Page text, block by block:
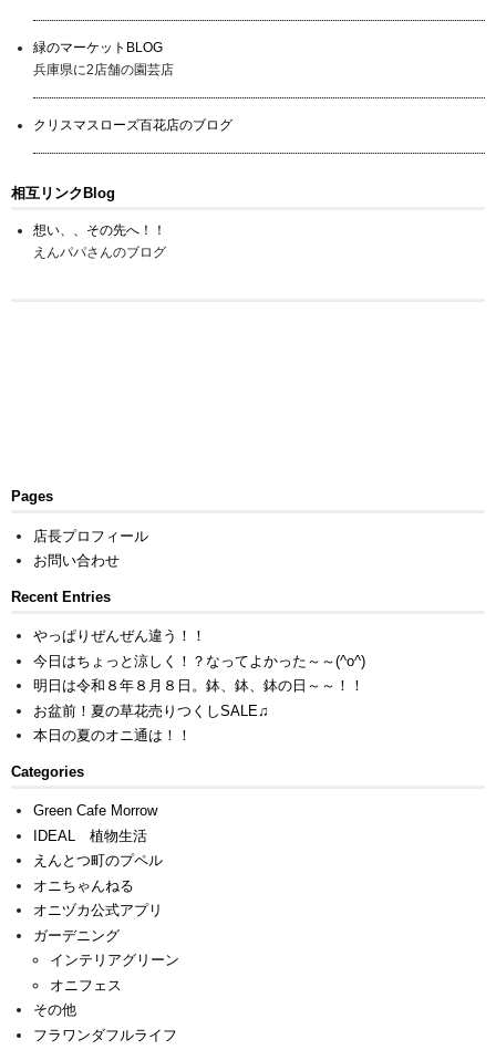
緑のマーケットBLOG
兵庫県に2店舗の園芸店
クリスマスローズ百花店のブログ
相互リンクBlog
想い、、その先へ！！
えんパパさんのブログ
Pages
店長プロフィール
お問い合わせ
Recent Entries
やっぱりぜんぜん違う！！
今日はちょっと涼しく！？なってよかった～～(^o^)
明日は令和８年８月８日。鉢、鉢、鉢の日～～！！
お盆前！夏の草花売りつくしSALE♫
本日の夏のオニ通は！！
Categories
Green Cafe Morrow
IDEAL 植物生活
えんとつ町のプペル
オニちゃんねる
オニヅカ公式アプリ
ガーデニング
インテリアグリーン
オニフェス
その他
フラワンダフルライフ